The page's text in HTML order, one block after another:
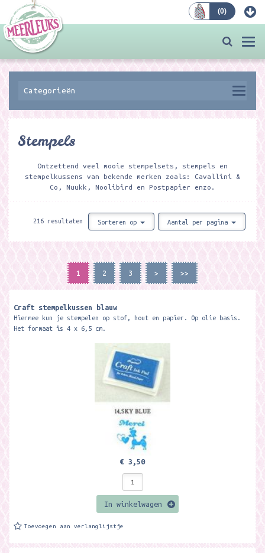
(0)
Categorieën
Stempels
Ontzettend veel mooie stempelsets, stempels en
stempelkussens van bekende merken zoals: Cavallini &
Co, Nuukk, Noolibird en Postpapier enzo.
216 resultaten Sorteren op Aantal per pagina
1 2 3 > >>
Craft stempelkussen blauw
Hiermee kun je stempelen op stof, hout en papier. Op olie basis.
Het formaat is 4 x 6,5 cm.
€ 3,50
In winkelwagen
Toevoegen aan verlanglijstje